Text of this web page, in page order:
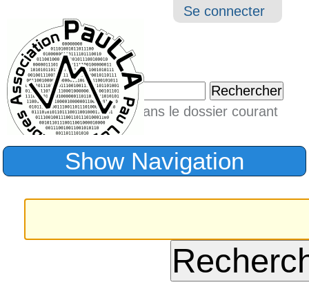
Outils
Se connecter
Chercher par
Seulement dans le dossier courant
Recherche
Show Navigation